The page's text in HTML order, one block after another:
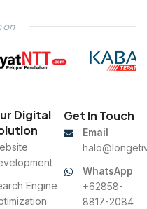
on
Digital
Engine
Get In Touch
Email
WhatsApp
+62858-
8817-2084